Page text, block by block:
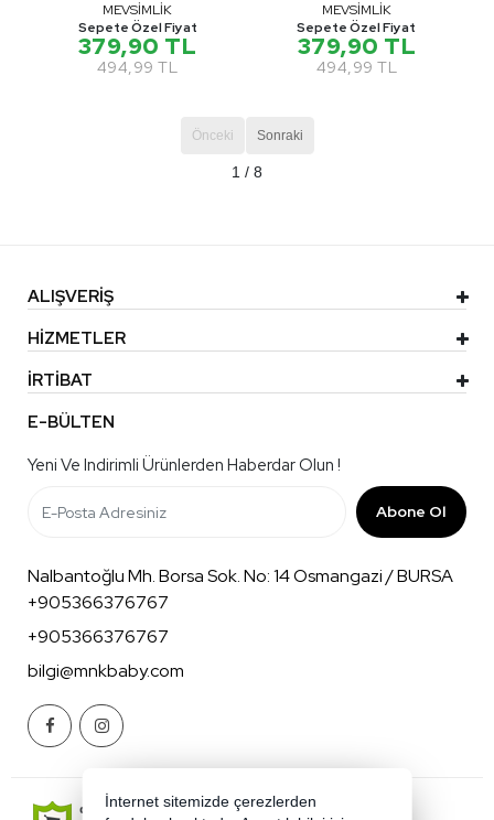
MEVSİMLİK
Sepete Özel Fiyat
379,90 TL
494,99 TL
MEVSİMLİK
Sepete Özel Fiyat
379,90 TL
494,99 TL
Önceki Sonraki
1 / 8
ALIŞVERİŞ
HİZMETLER
İRTİBAT
E-BÜLTEN
Yeni Ve Indirimli Ürünlerden Haberdar Olun !
Abone Ol
Nalbantoğlu Mh. Borsa Sok. No: 14 Osmangazi / BURSA
+905366376767
+905366376767
bilgi@mnkbaby.com
İnternet sitemizde çerezlerden